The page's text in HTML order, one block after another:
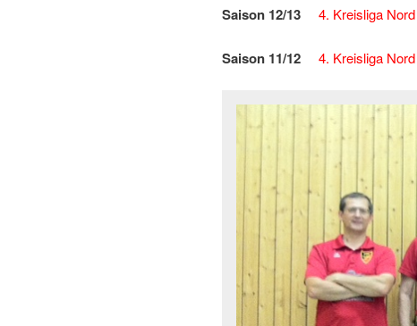
Saison 12/13 4. Kreisliga Nord
Saison 11/12 4. Kreisliga Nord